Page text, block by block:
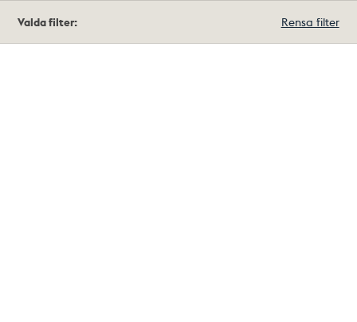
träffar
Valda filter: Rensa filter